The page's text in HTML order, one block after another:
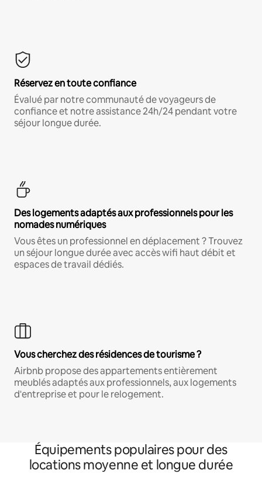
Réservez en toute confiance
Évalué par notre communauté de voyageurs de
confiance et notre assistance 24h/24 pendant votre
séjour longue durée.
Des logements adaptés aux professionnels pour les
nomades numériques
Vous êtes un professionnel en déplacement ? Trouvez
un séjour longue durée avec accès wifi haut débit et
espaces de travail dédiés.
Vous cherchez des résidences de tourisme ?
Airbnb propose des appartements entièrement
meublés adaptés aux professionnels, aux logements
d'entreprise et pour le relogement.
Équipements populaires pour des
locations moyenne et longue durée